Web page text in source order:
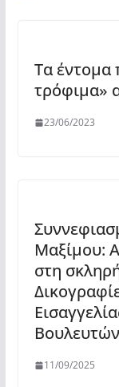
Τα έντομα
τρόφιμα»
23/06/2023
Μαξίμου:
στη
11/09/2025